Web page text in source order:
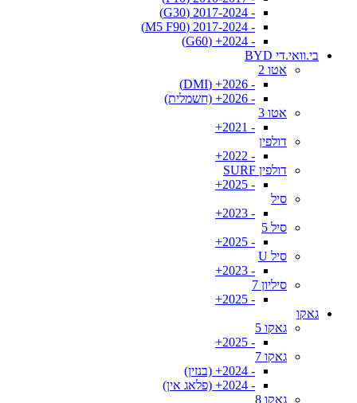
- 2017-2024 (G30)
- 2017-2024 (M5 F90)
- 2024+ (G60)
בי.וואי.די BYD
אטו 2
- 2026+ (DMI)
- 2026+ (חשמלית)
אטו 3
- 2021+
דולפין
- 2022+
דולפין SURF
- 2025+
סיל
- 2023+
סיל 5
- 2025+
סיל U
- 2023+
סיליון 7
- 2025+
גאקו
גאקו 5
- 2025+
גאקו 7
- 2024+ (בנזין)
- 2024+ (פלאג אין)
גאקו 8